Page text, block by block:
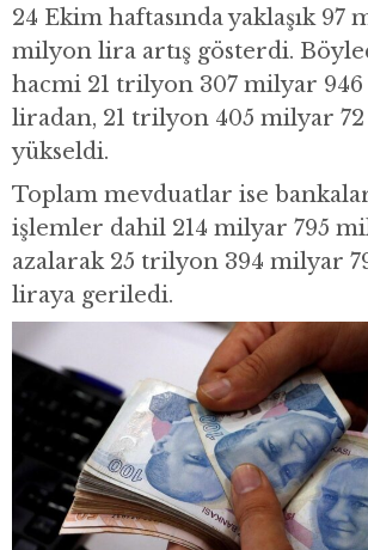
24 Ekim haftasında yaklaşık 97
milyon lira artış gösterdi.
hacmi 21 trilyon 307 milyar
liradan, 21 trilyon 405 milyar
yükseldi.
Toplam mevduatlar ise
işlemler dahil 214 milyar 795
azalarak 25 trilyon 394 milyar
liraya geriledi.